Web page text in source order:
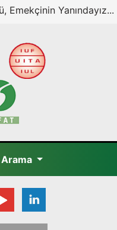
Emekçinin Yanındayız...
Arama